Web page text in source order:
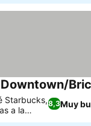
8,3Muy
Starbucks,
a la